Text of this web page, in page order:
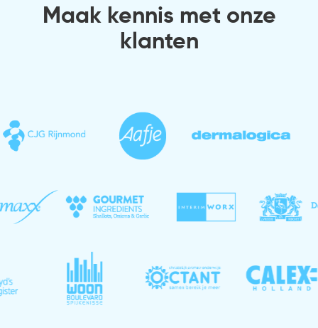
Maak kennis met onze
klanten